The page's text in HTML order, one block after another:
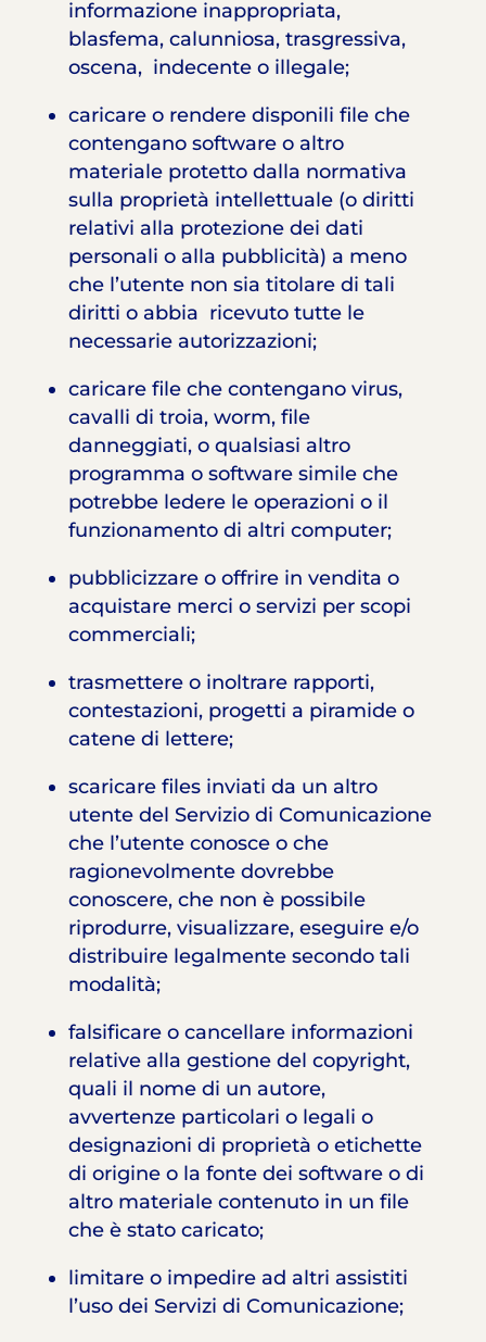
informazione inappropriata,
blasfema, calunniosa, trasgressiva,
oscena, indecente o illegale;
caricare o rendere disponili file che
contengano software o altro
materiale protetto dalla normativa
sulla proprietà intellettuale (o diritti
relativi alla protezione dei dati
personali o alla pubblicità) a meno
che l’utente non sia titolare di tali
diritti o abbia ricevuto tutte le
necessarie autorizzazioni;
caricare file che contengano virus,
cavalli di troia, worm, file
danneggiati, o qualsiasi altro
programma o software simile che
potrebbe ledere le operazioni o il
funzionamento di altri computer;
pubblicizzare o offrire in vendita o
acquistare merci o servizi per scopi
commerciali;
trasmettere o inoltrare rapporti,
contestazioni, progetti a piramide o
catene di lettere;
scaricare files inviati da un altro
utente del Servizio di Comunicazione
che l’utente conosce o che
ragionevolmente dovrebbe
conoscere, che non è possibile
riprodurre, visualizzare, eseguire e/o
distribuire legalmente secondo tali
modalità;
falsificare o cancellare informazioni
relative alla gestione del copyright,
quali il nome di un autore,
avvertenze particolari o legali o
designazioni di proprietà o etichette
di origine o la fonte dei software o di
altro materiale contenuto in un file
che è stato caricato;
limitare o impedire ad altri assistiti
l’uso dei Servizi di Comunicazione;